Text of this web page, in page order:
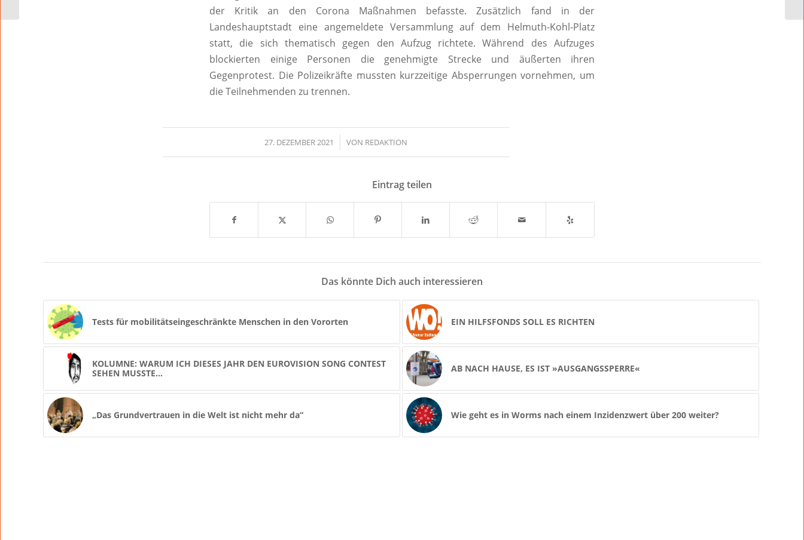
der Kritik an den Corona Maßnahmen befasste. Zusätzlich fand in der
Landeshauptstadt eine angemeldete Versammlung auf dem Helmuth-Kohl-Platz
statt, die sich thematisch gegen den Aufzug richtete. Während des Aufzuges
blockierten einige Personen die genehmigte Strecke und äußerten ihren
Gegenprotest. Die Polizeikräfte mussten kurzzeitige Absperrungen vornehmen, um
die Teilnehmenden zu trennen.
27. DEZEMBER 2021
/ VON REDAKTION
Eintrag teilen
Das könnte Dich auch interessieren
Tests für mobilitätseingeschränkte Menschen in den Vororten EIN HILFSFONDS SOLL ES RICHTEN
KOLUMNE: WARUM ICH DIESES JAHR DEN EUROVISION SONG CONTEST
SEHEN MUSSTE…
AB NACH HAUSE, ES IST »AUSGANGSSPERRE«
„Das Grundvertrauen in die Welt ist nicht mehr da“ Wie geht es in Worms nach einem Inzidenzwert über 200 weiter?